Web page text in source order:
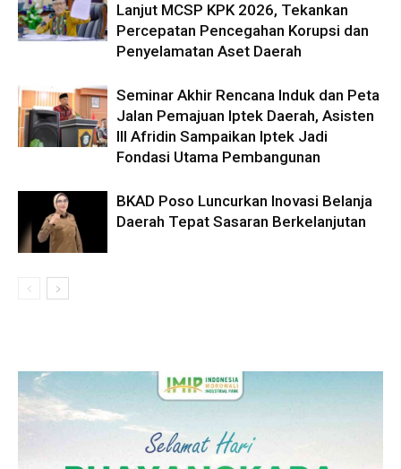
Lanjut MCSP KPK 2026, Tekankan
Percepatan Pencegahan Korupsi dan
Penyelamatan Aset Daerah
Seminar Akhir Rencana Induk dan Peta
Jalan Pemajuan Iptek Daerah, Asisten
III Afridin Sampaikan Iptek Jadi
Fondasi Utama Pembangunan
BKAD Poso Luncurkan Inovasi Belanja
Daerah Tepat Sasaran Berkelanjutan